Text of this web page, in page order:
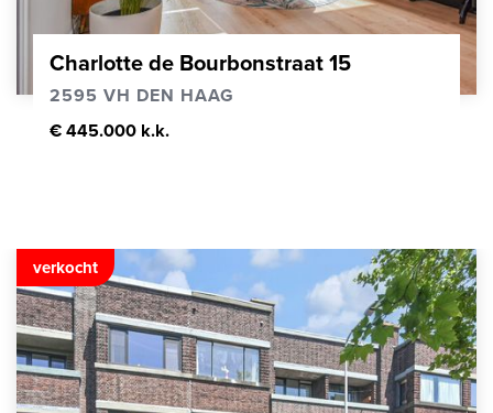
Charlotte de Bourbonstraat 15
2595 VH DEN HAAG
€ 445.000 k.k.
verkocht